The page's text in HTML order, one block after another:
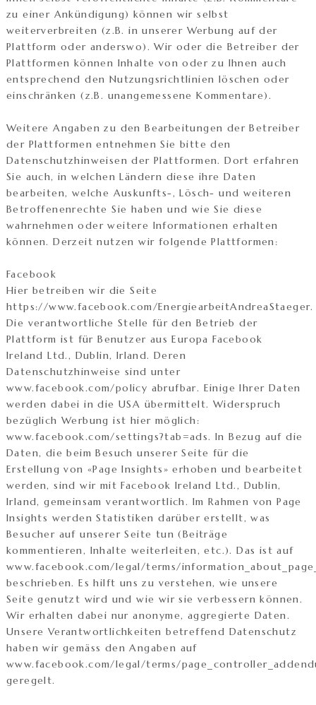
zu einer Ankündigung) können wir selbst
weiterverbreiten (z.B. in unserer Werbung auf der
Plattform oder anderswo). Wir oder die Betreiber der
Plattformen können Inhalte von oder zu Ihnen auch
entsprechend den Nutzungsrichtlinien löschen oder
einschränken (z.B. unangemessene Kommentare).
Weitere Angaben zu den Bearbeitungen der Betreiber
der Plattformen entnehmen Sie bitte den
Datenschutzhinweisen der Plattformen. Dort erfahren
Sie auch, in welchen Ländern diese ihre Daten
bearbeiten, welche Auskunfts-, Lösch- und weiteren
Betroffenenrechte Sie haben und wie Sie diese
wahrnehmen oder weitere Informationen erhalten
können. Derzeit nutzen wir folgende Plattformen:
Facebook
Hier betreiben wir die Seite
https://www.facebook.com/EnergiearbeitAndreaStaeger.
Die verantwortliche Stelle für den Betrieb der
Plattform ist für Benutzer aus Europa Facebook
Ireland Ltd., Dublin, Irland. Deren
Datenschutzhinweise sind unter
www.facebook.com/policy abrufbar. Einige Ihrer Daten
werden dabei in die USA übermittelt. Widerspruch
bezüglich Werbung ist hier möglich:
www.facebook.com/settings?tab=ads. In Bezug auf die
Daten, die beim Besuch unserer Seite für die
Erstellung von «Page Insights» erhoben und bearbeitet
werden, sind wir mit Facebook Ireland Ltd., Dublin,
Irland, gemeinsam verantwortlich. Im Rahmen von Page
Insights werden Statistiken darüber erstellt, was
Besucher auf unserer Seite tun (Beiträge
kommentieren, Inhalte weiterleiten, etc.). Das ist auf
www.facebook.com/legal/terms/
beschrieben. Es hilft uns zu verstehen, wie unsere
Seite genutzt wird und wie wir sie verbessern können.
Wir erhalten dabei nur anonyme, aggregierte Daten.
Unsere Verantwortlichkeiten betreffend Datenschutz
haben wir gemäss den Angaben auf
www.facebook.com/legal/terms/
geregelt.